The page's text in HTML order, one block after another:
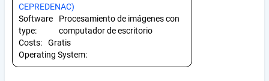
CEPREDENAC)
Software
type:
Procesamiento de imágenes con
computador de escritorio
Costs:
Gratis
Operating System: